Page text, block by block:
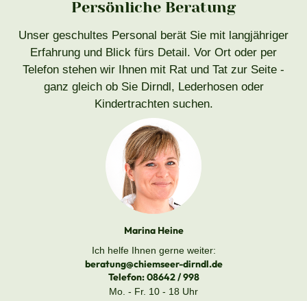
Persönliche Beratung
Unser geschultes Personal berät Sie mit langjähriger
Erfahrung und Blick fürs Detail. Vor Ort oder per
Telefon stehen wir Ihnen mit Rat und Tat zur Seite -
ganz gleich ob Sie Dirndl, Lederhosen oder
Kindertrachten suchen.
Marina Heine
Ich helfe Ihnen gerne weiter:
beratung@chiemseer-dirndl.de
Telefon:08642 / 998
Mo. - Fr. 10 - 18 Uhr